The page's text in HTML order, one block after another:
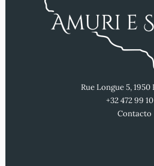
Rue Longue 5,
+32 472 99
Contacto